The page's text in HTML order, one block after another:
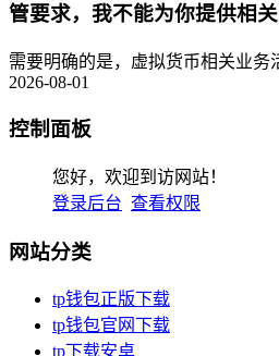
管要求，我不能为你提供相
需要明确的是，虚拟货币相关业
2026-08-01
控制面板
您好，欢迎到访网站！
登录后台 查看权限
网站分类
tp钱包正版下载
tp钱包官网下载
tp下载安卓